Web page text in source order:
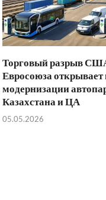
Торговый разрыв
Евросоюза открывает
модернизации
Казахстана и ЦА
05.05.2026